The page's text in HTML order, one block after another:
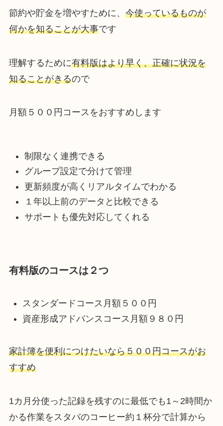
節約や貯金を増やすために、 今使っているものが
何かを知ることが大事です
理解するために有料版はより早く、正確に状況を
知ることがきるので
月額５００円コースをおすすめします
制限なく連携できる
グループ設定で分けて管理
更新頻度が高くリアルタイムでわかる
１年以上前のデータと比較できる
サポートも優先対応してくれる
有料版のコースは２つ
スタンダードコース月額５００円
資産形成アドバンスコース月額９８０円
家計簿を便利につけたいなら５００円コースがお
すすめ
1カ月分使った記録を残すのに最低でも1～2時間か
かる作業をスタバのコーヒー約１杯分で計算から